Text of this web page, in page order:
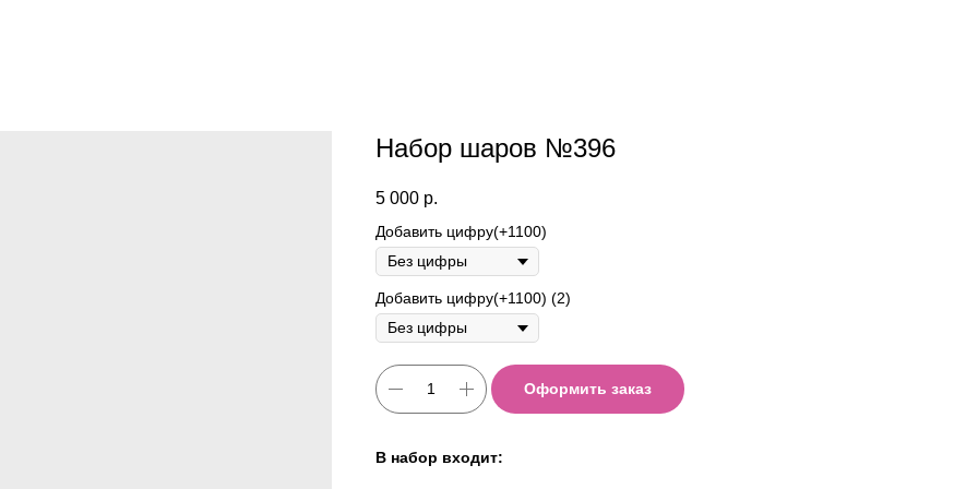
Набор шаров №396
5 000 р.
Добавить цифру(+1100)
Добавить цифру(+1100) (2)
Оформить заказ
В набор входит: